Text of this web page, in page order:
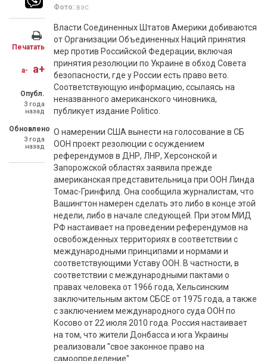
Печатать
a- a+
Опубл.
3 года
назад
Обновлено
3 года
назад
Фото: вэс
Власти Соединенных Штатов Америки добиваются
от Организации Объединенных Наций принятия
мер против Российской Федерации, включая
принятия резолюции по Украине в обход Совета
безопасности, где у России есть право вето.
Соответствующую информацию, ссылаясь на
неназванного американского чиновника,
публикует издание Politico.
О намерении США вынести на голосование в СБ
ООН проект резолюции с осуждением
референдумов в ДНР, ЛНР, Херсонской и
Запорожской областях заявила прежде
американская представительница при ООН Линда
Томас-Гринфилд. Она сообщила журналистам, что
Вашингтон намерен сделать это либо в конце этой
недели, либо в начале следующей. При этом МИД
РФ настаивает на проведении референдумов на
освобожденных территориях в соответствии с
международными принципами и нормами и
соответствующими Уставу ООН. В частности, в
соответствии с международными пактами о
правах человека от 1966 года, Хельсинским
заключительным актом СБСЕ от 1975 года, а также
с заключением международного суда ООН по
Косово от 22 июля 2010 года. Россия настаивает
на том, что жители Донбасса и юга Украины
реализовали "свое законное право на
самоопределение".